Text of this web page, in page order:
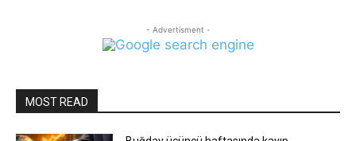
- Advertisment -
MOST READ